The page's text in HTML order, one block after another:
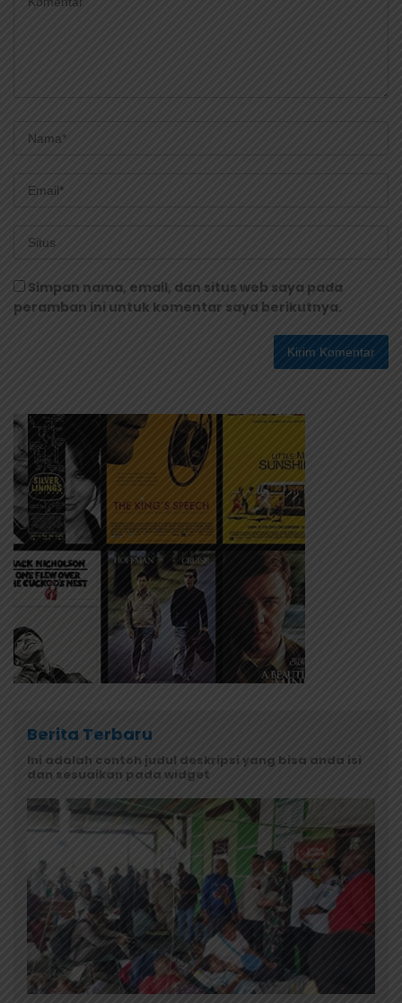
Simpan nama, email, dan situs web saya pada
peramban ini untuk komentar saya berikutnya.
Berita Terbaru
Ini adalah contoh judul deskripsi yang bisa anda isi
dan sesuaikan pada widget